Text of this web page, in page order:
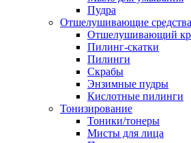
Пудра
Отшелушивающие
Отшелушивающий
Пилинг-скатки
Пилинги
Скрабы
Энзимные пудры
Кислотные пилинги
Тонизирование
Тоники/тонеры
Мисты для лица